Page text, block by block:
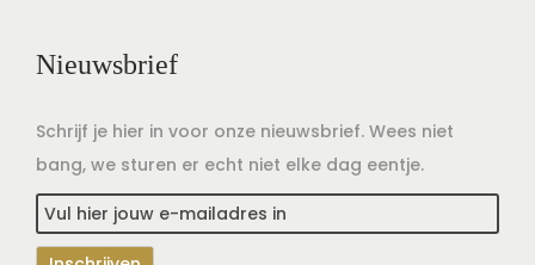
Nieuwsbrief
Schrijf je hier in voor onze nieuwsbrief. Wees niet
bang, we sturen er echt niet elke dag eentje.